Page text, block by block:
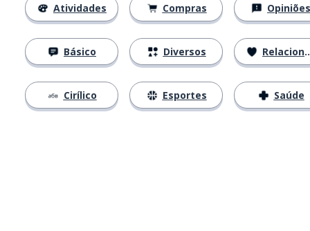
Atividades
Básico
Cirílico
Compras
Diversos
Esportes
Opiniões
Relacionamentos
Saúde